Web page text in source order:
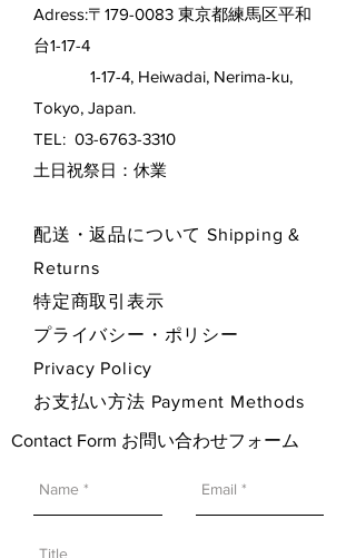
Adress:〒179-0083 東京都練馬区平和
台1-17-4
1-17-4, Heiwadai, Nerima-ku,
Tokyo, Japan.
TEL: 03-6763-3310
​土日祝祭日：休業
配送・返品について Shipping &
Returns
特定商取引表示
プライバシー・ポリシー
Privacy Policy
お支払い方法 Payment Methods
Contact Form お問い合わせフォーム